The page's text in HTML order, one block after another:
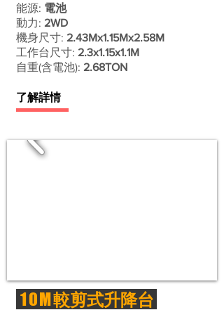
能源: 電池
動力: 2WD
機身尺寸: 2.43Mx1.15Mx2.58M
工作台尺寸: 2.3x1.15x1.1M
自重(含電池):​ 2.68TON
了解詳情
10M較剪式升降台